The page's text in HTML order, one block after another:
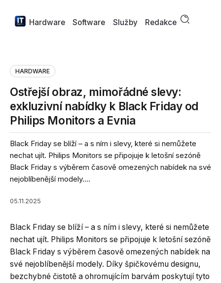
Hardware Software Služby Redakce
HARDWARE
Ostřejší obraz, mimořádné slevy:
exkluzivní nabídky k Black Friday od
Philips Monitors a Evnia
Black Friday se blíží – a s ním i slevy, které si nemůžete
nechat ujít. Philips Monitors se připojuje k letošní sezóně
Black Friday s výběrem časově omezených nabídek na své
nejoblíbenější modely....
05.11.2025
Black Friday se blíží – a s ním i slevy, které si nemůžete
nechat ujít. Philips Monitors se připojuje k letošní sezóně
Black Friday s výběrem časově omezených nabídek na
své nejoblíbenější modely. Díky špičkovému designu,
bezchybné čistotě a ohromujícím barvám poskytují tyto